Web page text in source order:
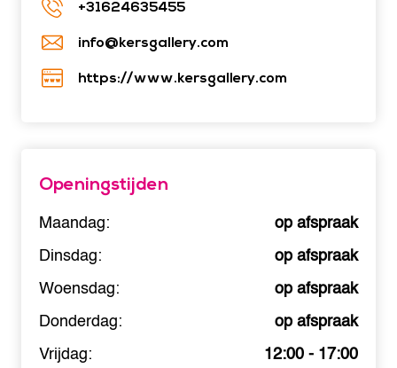
+31624635455
info@kersgallery.com
https://www.kersgallery.com
Openingstijden
Maandag:
op afspraak
Dinsdag:
op afspraak
Woensdag:
op afspraak
Donderdag:
op afspraak
Vrijdag:
12:00 - 17:00